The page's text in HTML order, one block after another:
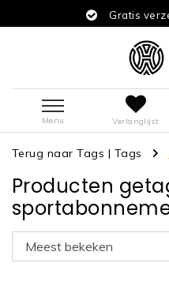
Gratis
Menu Verlanglijst
Terug naar Tags | Tags
Producten